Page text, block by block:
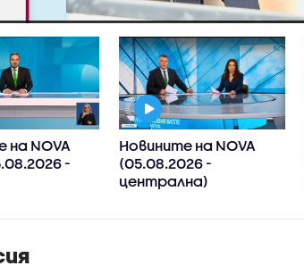
на NOVA
-
Новините на NOVA
(05.08.2026 -
централна)